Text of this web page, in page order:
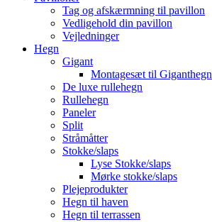
Tag og afskærmning til pavillon
Vedligehold din pavillon
Vejledninger
Hegn
Gigant
Montagesæt til Giganthegn
De luxe rullehegn
Rullehegn
Paneler
Split
Stråmåtter
Stokke/slaps
Lyse Stokke/slaps
Mørke stokke/slaps
Plejeprodukter
Hegn til haven
Hegn til terrassen